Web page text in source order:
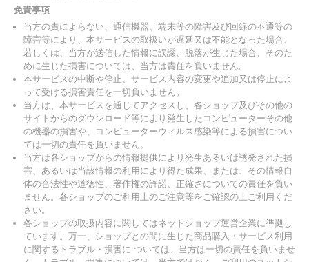
免責事項
当方の責によらない、通信機器、端末等の障害及び回線の不通等の
障害等により、本サービスの取扱いが遅延又は不能となった場合、
若しくは、当方が送信した情報に誤謬、脱落が生じた場合、そのた
めに生じた損害については、当方は責任を負いません。
本サービスの中断や停止、サービス内容の変更や追加又は停止によ
って受ける損害責任を一切負いません。
当方は、本サービスを通じてアクセスし、各ショップ及びその他の
サイトからのダウンロード等により発生したコンピューターその他
の機器の損害や、コンピューターウィルス感染等による損害につい
ては一切の責任を負いません。
当方は各ショップからの情報提供により発生あるいは誘発された損
害、あるいは当該情報の利用により得た成果、または、その情報自
体の合法性や道徳性、著作権の許諾、正確さについての責任を負い
ません。各ショップのご利用上のご注意等をご確認の上ご利用くだ
さい。
各ショップの取扱内容に関してはネットショップ運営企業に準拠し
ています。万一、ショップとの間に生じた商品購入・サービス利用
に関するトラブル・損害に ついては、当方は一切の責任を負いませ